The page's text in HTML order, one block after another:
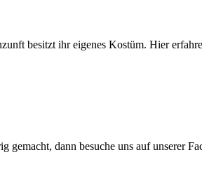
besitzt ihr eigenes Kostüm. Hier
gemacht, dann besuche uns auf unserer